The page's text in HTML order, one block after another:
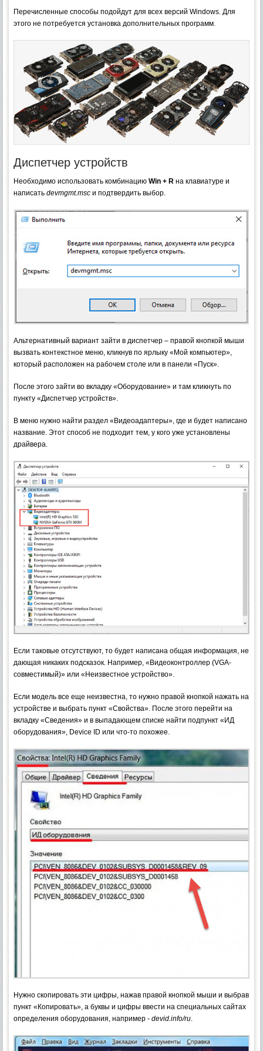
Перечисленные способы подойдут для всех версий Windows. Для
этого не потребуется установка дополнительных программ.
Диспетчер устройств
Необходимо использовать комбинацию Win + R на клавиатуре и
написать devmgmt.msc и подтвердить выбор.
Альтернативный вариант зайти в диспетчер – правой кнопкой мыши
вызвать контекстное меню, кликнув по ярлыку «Мой компьютер»,
который расположен на рабочем столе или в панели «Пуск».
После этого зайти во вкладку «Оборудование» и там кликнуть по
пункту «Диспетчер устройств».
В меню нужно найти раздел «Видеоадаптеры», где и будет написано
название. Этот способ не подходит тем, у кого уже установлены
драйвера.
Если таковые отсутствуют, то будет написана общая информация, не
дающая никаких подсказок. Например, «Видеоконтроллер (VGA-
совместимый)» или «Неизвестное устройство».
Если модель все еще неизвестна, то нужно правой кнопкой нажать на
устройстве и выбрать пункт «Свойства». После этого перейти на
вкладку «Сведения» и в выпадающем списке найти подпункт «ИД
оборудования», Device ID или что-то похожее.
Нужно скопировать эти цифры, нажав правой кнопкой мыши и выбрав
пункт «Копировать», а буквы и цифры ввести на специальных сайтах
определения оборудования, например - devid.info/ru.